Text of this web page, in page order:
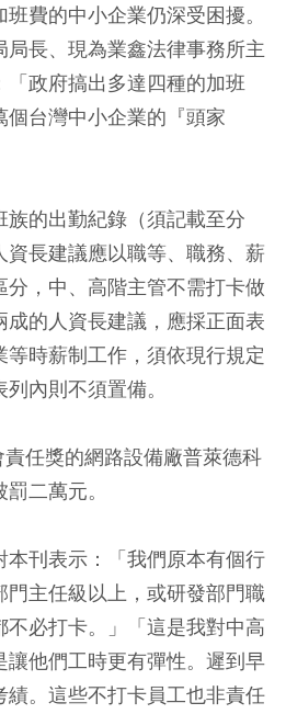
費的中小企業仍深受困擾。
局長、現為業鑫法律事務所主
政府搞出多達四種的加班
台灣中小企業的『頭家
的出勤紀錄（須記載至分
長建議應以職等、職務、薪
分，中、高階主管不需打卡做
成的人資長建議，應採正面表
時薪制工作，須依現行規定
內則不須置備。
任獎的網路設備廠普萊德科
二萬元。
刊表示：「我們原本有個行
門主任級以上，或研發部門職
必打卡。」「這是我對中高
讓他們工時更有彈性。遲到早
。這些不打卡員工也非責任